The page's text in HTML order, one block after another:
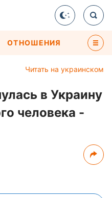
ОТНОШЕНИЯ
Читать на украинском
в Украину
человека -